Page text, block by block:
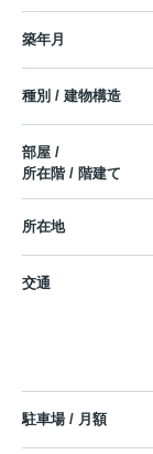
築年月
種別 / 建物構造
部屋 /
所在階 / 階建て
所在地
交通
駐車場 / 月額